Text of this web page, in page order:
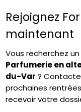
Rejoignez
maintenant
Vous recherchez un
Parfumerieen
du-Var ?
prochaines
recevoir votre